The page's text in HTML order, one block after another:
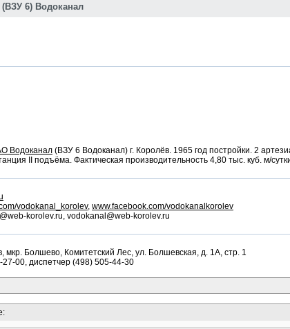
6) Водоканал
Водоканал (ВЗУ 6 Водоканал) г. Королёв. 1965 год постройки. 2
II подъёма. Фактическая производительность 4,80 тыс. куб. м/
vodokanal_korolev, www.facebook.com/vodokanalkorolev
korolev.ru, vodokanal@web-korolev.ru
мкр. Болшево, Комитетский Лес, ул. Болшевская, д. 1А, стр. 1
00, диспетчер (498) 505-44-30